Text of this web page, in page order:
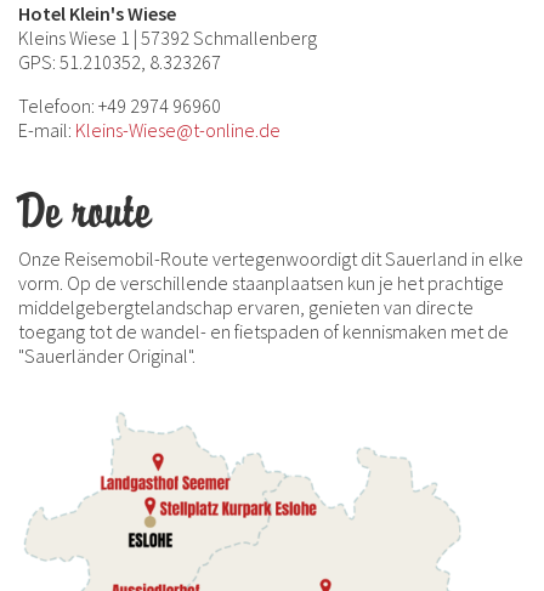
Hotel Klein's Wiese
Kleins Wiese 1 | 57392 Schmallenberg
GPS: 51.210352, 8.323267
Telefoon: +49 2974 96960
E-mail: Kleins-Wiese@t-online.de
De route
Onze Reisemobil-Route vertegenwoordigt dit Sauerland in elke
vorm. Op de verschillende staanplaatsen kun je het prachtige
middelgebergtelandschap ervaren, genieten van directe
toegang tot de wandel- en fietspaden of kennismaken met de
"Sauerländer Original".